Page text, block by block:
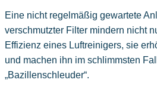
Eine nicht regelmäßig gewartete
verschmutzter Filter mindern nicht
Effizienz eines Luftreinigers, sie
und machen ihn im schlimmsten
„Bazillenschleuder“.